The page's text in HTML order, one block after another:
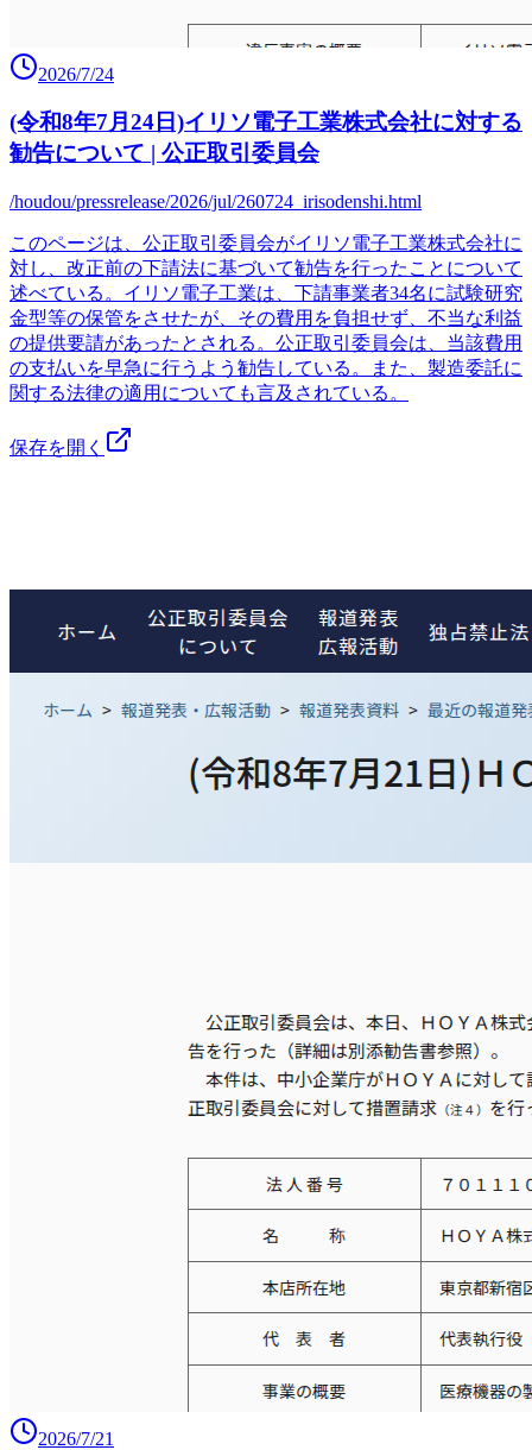
2026/7/24
(令和8年7月24日)イリソ電子工業株式会社に対する
勧告について | 公正取引委員会
/houdou/pressrelease/2026/jul/260724_irisodenshi.html
このページは、公正取引委員会がイリソ電子工業株式会社に
対し、改正前の下請法に基づいて勧告を行ったことについて
述べている。イリソ電子工業は、下請事業者34名に試験研究
金型等の保管をさせたが、その費用を負担せず、不当な利益
の提供要請があったとされる。公正取引委員会は、当該費用
の支払いを早急に行うよう勧告している。また、製造委託に
関する法律の適用についても言及されている。
保存を開く
2026/7/21